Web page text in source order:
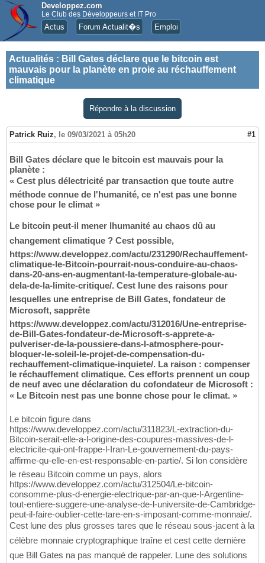
Developpez.com
Le Club des Développeurs et IT Pro
Actus Forum Actualit�s Emploi
Actualités : Bill Gates déclare que le bitcoin est
mauvais pour la planète en proie au réchauffement
climatique
Répondre à la discussion
Patrick Ruiz, le 09/03/2021 à 05h20 #1
Bill Gates déclare que le bitcoin est mauvais pour la
planète :
« Cest plus délectricité par transaction que toute autre
méthode connue de l'humanité, ce n'est pas une bonne
chose pour le climat »
Le bitcoin peut-il mener lhumanité au chaos dû au
changement climatique ? Cest possible,
https://www.developpez.com/actu/231290/Rechauffement-
climatique-le-Bitcoin-pourrait-nous-conduire-au-chaos-
dans-20-ans-en-augmentant-la-temperature-globale-au-
dela-de-la-limite-critique/. Cest lune des raisons pour
lesquelles une entreprise de Bill Gates, fondateur de
Microsoft, sapprête
https://www.developpez.com/actu/312016/Une-entreprise-
de-Bill-Gates-fondateur-de-Microsoft-s-apprete-a-
pulveriser-de-la-poussiere-dans-l-atmosphere-pour-
bloquer-le-soleil-le-projet-de-compensation-du-
rechauffement-climatique-inquiete/. La raison : compenser
le réchauffement climatique. Ces efforts prennent un coup
de neuf avec une déclaration du cofondateur de Microsoft :
« Le Bitcoin nest pas une bonne chose pour le climat. »
Le bitcoin figure dans
https://www.developpez.com/actu/311823/L-extraction-du-
Bitcoin-serait-elle-a-l-origine-des-coupures-massives-de-l-
electricite-qui-ont-frappe-l-Iran-Le-gouvernement-du-pays-
affirme-qu-elle-en-est-responsable-en-partie/. Si lon considère
le réseau Bitcoin comme un pays, alors
https://www.developpez.com/actu/312504/Le-bitcoin-
consomme-plus-d-energie-electrique-par-an-que-l-Argentine-
tout-entiere-suggere-une-analyse-de-l-universite-de-Cambridge-
peut-il-faire-oublier-cette-tare-en-s-imposant-comme-monnaie/.
Cest lune des plus grosses tares que le réseau sous-jacent à la
célèbre monnaie cryptographique traîne et cest cette dernière
que Bill Gates na pas manqué de rappeler. Lune des solutions